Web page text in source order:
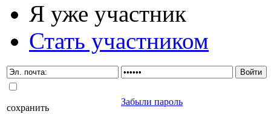
Я уже участник
Стать участником
сохранить
Забыли пароль